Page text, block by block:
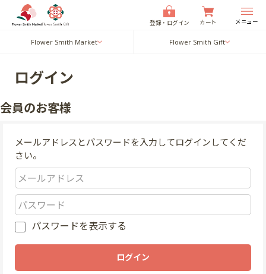
登録・ログイン カート メニュー
Flower Smith Market Flower Smith Gift
ログイン
会員のお客様
メールアドレスとパスワードを入力してログインしてくだ
さい。
パスワードを表示する